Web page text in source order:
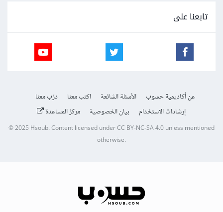
تابعنا على
عن أكاديمية حسوب الأسئلة الشائعة اكتب معنا
درّب معنا
إرشادات الاستخدام
بيان الخصوصية مركز المساعدة
© 2025Hsoub.Content licensed underCC BY-NC-SA 4.0unless mentioned
otherwise.